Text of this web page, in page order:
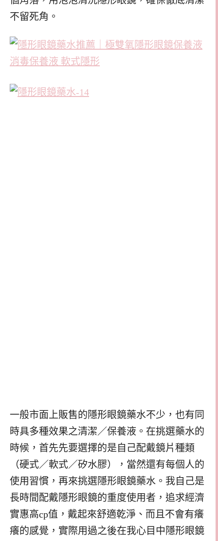
不留死角。
一般市面上販售的隱形眼鏡藥水不少，也有同
時具多種效果之清潔／保養液。在挑選藥水的
時候，首先先要選擇的是自己配戴鏡片種類
（硬式／軟式／矽水膠），當然還有每個人的
使用習慣，再來挑選隱形眼鏡藥水。我自己是
長時間配戴隱形眼鏡的重度使用者，追求經濟
實惠高cp值，戴起來舒適乾淨、而且不會有癢
癢的感覺，實際用過之後在我心目中隱形眼鏡